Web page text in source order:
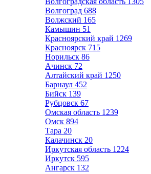
Волгоград 688
Волжский 165
Камышин 51
Красноярский край 1269
Красноярск 715
Норильск 86
Ачинск 72
Алтайский край 1250
Барнаул 452
Бийск 139
Рубцовск 67
Омская область 1239
Омск 894
Тара 20
Калачинск 20
Иркутская область 1224
Иркутск 595
Ангарск 132